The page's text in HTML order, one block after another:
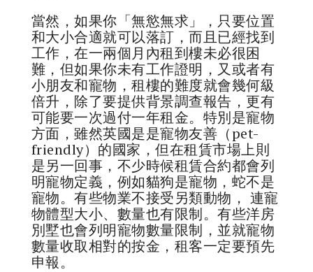
當然，如果你「無慾無求」，只要位置
和大小合適就可以落訂，而且已經找到
工作，在一兩個月內租到樓未必很困
難，但如果你未有工作證明，又或者有
小朋友和寵物，租樓的難度就會幾何級
倍升，除了要提供背景調查報告，更有
可能要一次過付一年租金。特別是寵物
方面，雖然英國是是寵物友善（pet-
friendly）的國家，但在租賃市場上則
是另一回事，不少時候租賃合約都會列
明寵物定義，例如貓狗是寵物，蛇不是
寵物。有些物業不接受另類動物， 連寵
物體型大小、數量也有限制。有些洋房
別墅也會列明寵物數量限制，並就寵物
數量收取相對的按金，租客一定要預先
申報。